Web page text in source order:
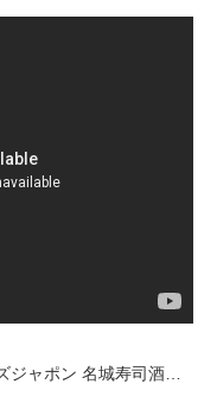
ジャポン 名城寿司酒…